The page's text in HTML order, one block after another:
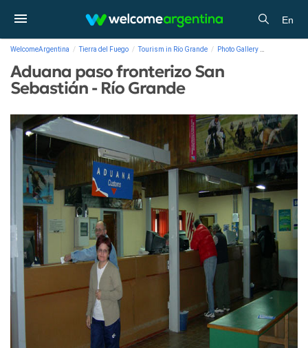
En
WelcomeArgentina Tierra del Fuego Tourism in Río Grande Photo Gallery
Aduana paso fronterizo San
Sebastián - Río Grande